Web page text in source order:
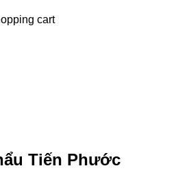
cart
Tiến Phước